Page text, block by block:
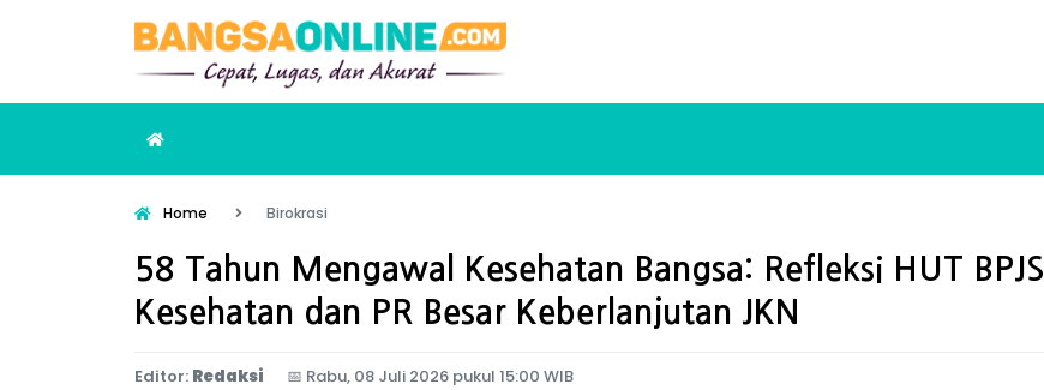
Home Birokrasi
58 Tahun Mengawal Kesehatan Bangsa: Refleksi HUT BPJS
Kesehatan dan PR Besar Keberlanjutan JKN
Editor: Redaksi 📅 Rabu, 08 Juli 2026 pukul 15:00 WIB